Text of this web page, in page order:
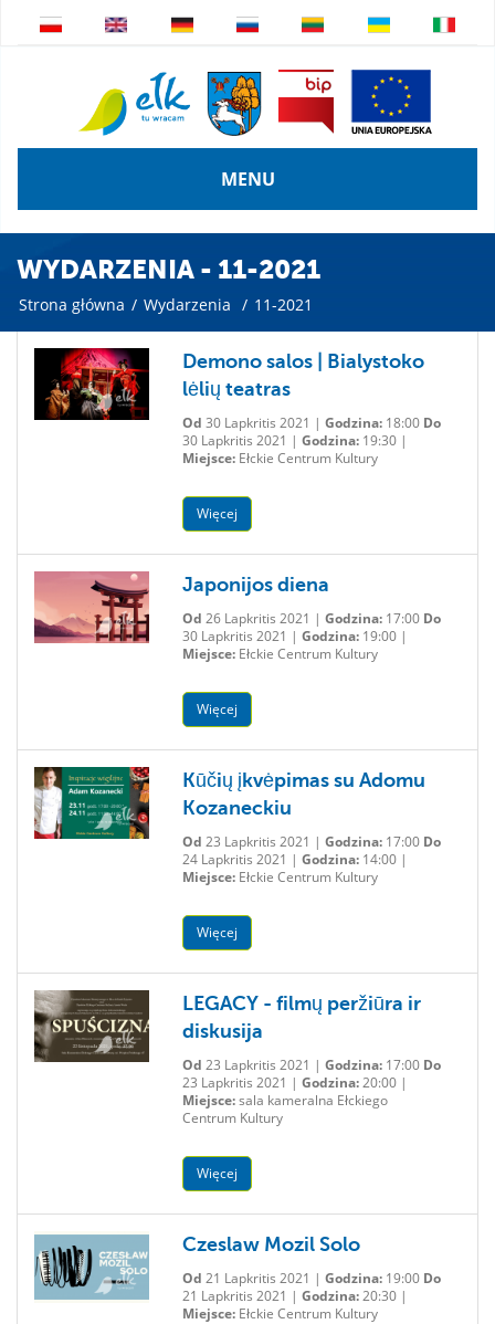
MENU
WYDARZENIA - 11-2021
Strona główna / Wydarzenia / 11-2021
Demono salos | Bialystoko
lėlių teatras
Od 30 Lapkritis 2021 | Godzina:18:00 Do
30 Lapkritis 2021 | Godzina:19:30 |
Miejsce:Ełckie Centrum Kultury
Więcej
Japonijos diena
Od 26 Lapkritis 2021 | Godzina:17:00 Do
30 Lapkritis 2021 | Godzina:19:00 |
Miejsce:Ełckie Centrum Kultury
Więcej
Kūčių įkvėpimas su Adomu
Kozaneckiu
Od 23 Lapkritis 2021 | Godzina:17:00 Do
24 Lapkritis 2021 | Godzina:14:00 |
Miejsce:Ełckie Centrum Kultury
Więcej
LEGACY - filmų peržiūra ir
diskusija
Od 23 Lapkritis 2021 | Godzina:17:00 Do
23 Lapkritis 2021 | Godzina:20:00 |
Miejsce:sala kameralna Ełckiego
Centrum Kultury
Więcej
Czeslaw Mozil Solo
Od 21 Lapkritis 2021 | Godzina:19:00 Do
21 Lapkritis 2021 | Godzina:20:30 |
Miejsce:Ełckie Centrum Kultury